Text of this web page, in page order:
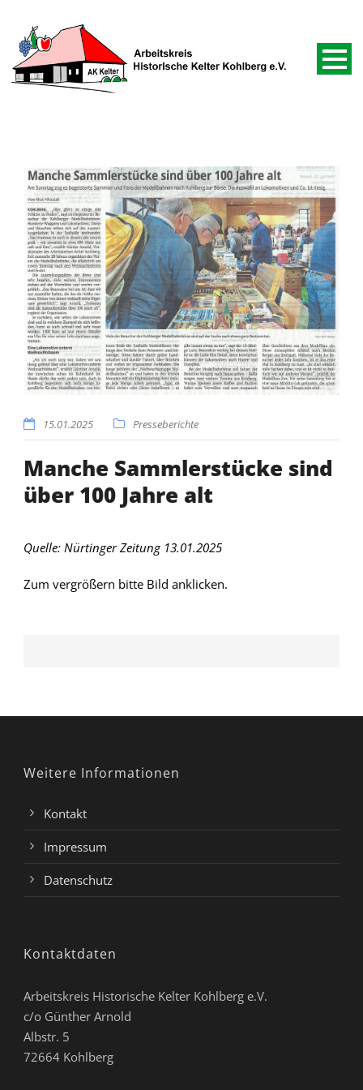
15.01.2025 Presseberichte
Manche Sammlerstücke sind
über 100 Jahre alt
Quelle: Nürtinger Zeitung 13.01.2025
Zum vergrößern bitte Bild anklicken.
Weitere Informationen
Kontakt
Impressum
Datenschutz
Kontaktdaten
Arbeitskreis Historische Kelter Kohlberg e.V.
c/o Günther Arnold
Albstr. 5
72664 Kohlberg